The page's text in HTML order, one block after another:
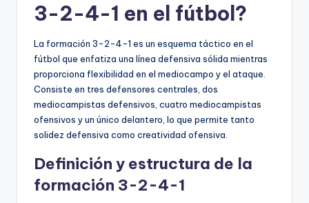
3-2-4-1 en el fútbol?
La formación 3-2-4-1 es un esquema táctico en el
fútbol que enfatiza una línea defensiva sólida mientras
proporciona flexibilidad en el mediocampo y el ataque.
Consiste en tres defensores centrales, dos
mediocampistas defensivos, cuatro mediocampistas
ofensivos y un único delantero, lo que permite tanto
solidez defensiva como creatividad ofensiva.
Definición y estructura de la
formación 3-2-4-1